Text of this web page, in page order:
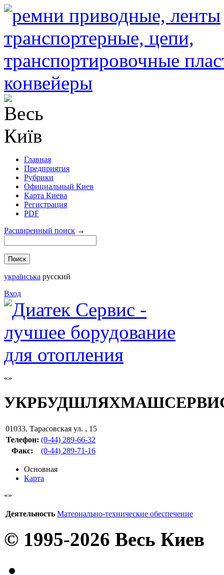
Главная
Предприятия
Рубрики
Официальный Киев
Карта Киева
Регистрация
PDF
Расширенный поиск →
українська русский
Вход
01033, Тарасовская ул. , 15
Телефон: (0-44) 289-66-32
Факс: (0-44) 289-71-16
Основная
Карта
Деятельность Материально-технические обеспечение
© 1995-2026 Весь Киев